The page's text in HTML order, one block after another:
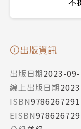
不
出版資訊
出版日期2023-
線上出版日期
ISBN
EISBN